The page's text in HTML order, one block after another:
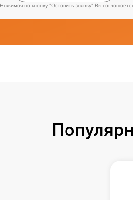
Нажимая на кнопку "Оставить заявку" Вы